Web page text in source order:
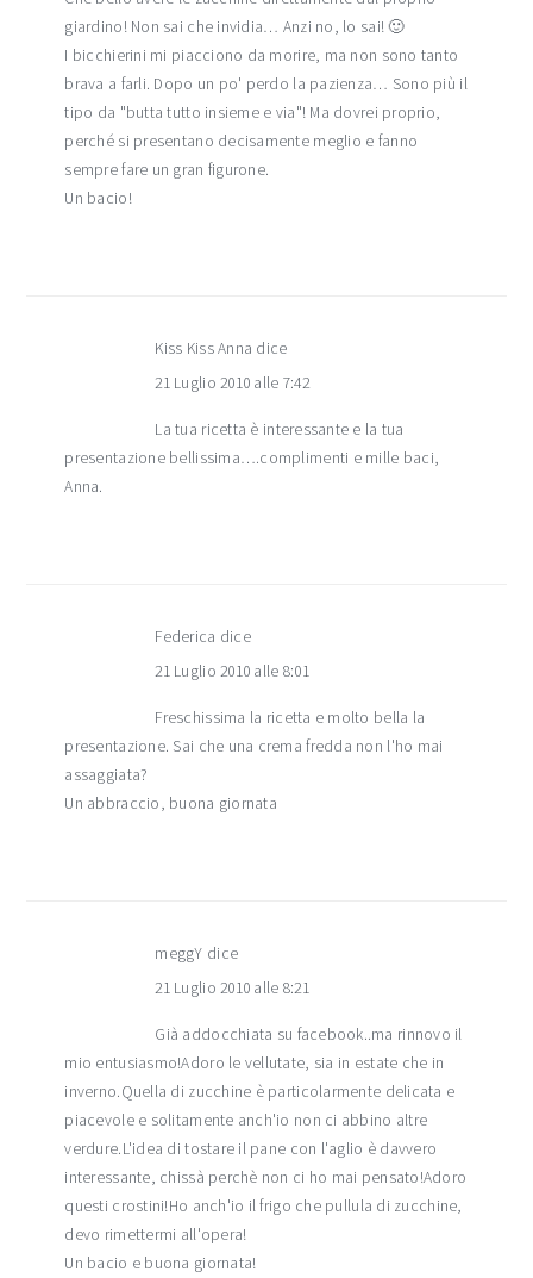
giardino! Non sai che invidia… Anzi no, lo sai! 🙂
I bicchierini mi piacciono da morire, ma non sono tanto
brava a farli. Dopo un po' perdo la pazienza… Sono più il
tipo da "butta tutto insieme e via"! Ma dovrei proprio,
perché si presentano decisamente meglio e fanno
sempre fare un gran figurone.
Un bacio!
Kiss Kiss Anna dice
21 Luglio 2010 alle 7:42
La tua ricetta è interessante e la tua
presentazione bellissima….complimenti e mille baci,
Anna.
Federica dice
21 Luglio 2010 alle 8:01
Freschissima la ricetta e molto bella la
presentazione. Sai che una crema fredda non l'ho mai
assaggiata?
Un abbraccio, buona giornata
meggY dice
21 Luglio 2010 alle 8:21
Già addocchiata su facebook..ma rinnovo il
mio entusiasmo!Adoro le vellutate, sia in estate che in
inverno.Quella di zucchine è particolarmente delicata e
piacevole e solitamente anch'io non ci abbino altre
verdure.L'idea di tostare il pane con l'aglio è davvero
interessante, chissà perchè non ci ho mai pensato!Adoro
questi crostini!Ho anch'io il frigo che pullula di zucchine,
devo rimettermi all'opera!
Un bacio e buona giornata!